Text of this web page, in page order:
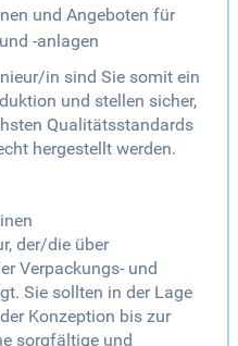
und Angeboten für
-anlagen
in sind Sie somit ein
und stellen sicher,
Qualitätsstandards
hergestellt werden.
der/die über
Verpackungs- und
Sie sollten in der Lage
Konzeption bis zur
sorgfältige und